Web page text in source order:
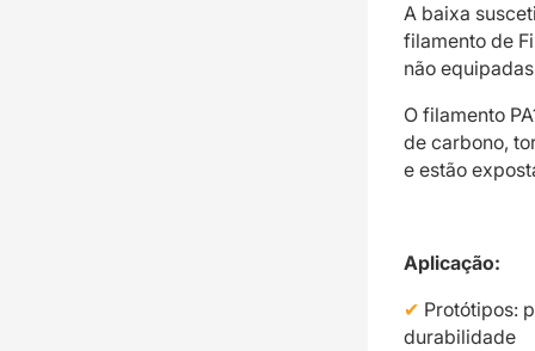
A baixa
filamento de
não
O filamento
de carbono,
e estão
Aplicação:
Protótipos:
durabilidade